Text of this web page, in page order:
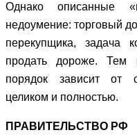
Однако описанные
недоумение: торговый
перекупщика, задача
продать дороже. Тем
порядок зависит от
целиком и полностью.
ПРАВИТЕЛЬСТВО РФ